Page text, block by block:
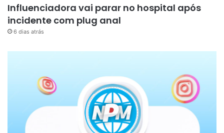
Influenciadora vai parar no hospital após
incidente com plug anal
6 dias atrás